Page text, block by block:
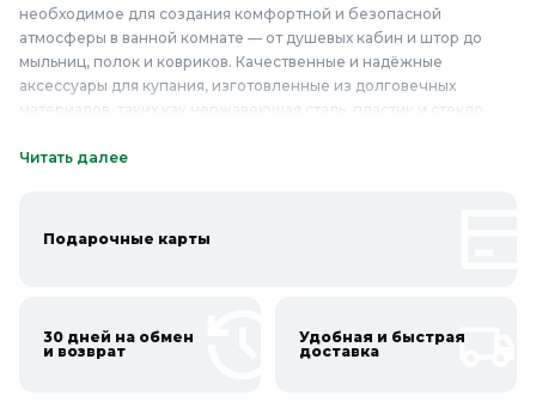
необходимое для создания комфортной и безопасной
атмосферы в ванной комнате — от душевых кабин и штор до
мыльниц, полок и ковриков. Качественные и надёжные
аксессуары для купания, изготовленные из долговечных
материалов, таких как нержавеющая сталь, пластик и стекло,
представлены разнообразные модели, которые подойдут под
интернет-магазине вы найдёте как классические, так и
Читать далее
Подарочные карты
30 дней на обмен
и возврат
Удобная и быстрая
доставка